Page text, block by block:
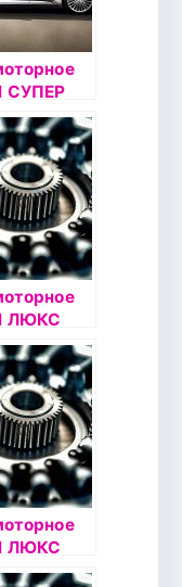
СУПЕР
ЛЮКС
ЛЮКС
1л